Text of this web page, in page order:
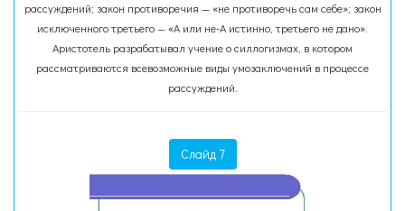
рассуждений; закон противоречия — «не противоречь сам себе»; закон
исключенного третьего — «А или не-А истинно, третьего не дано».
Аристотель разрабатывал учение о силлогизмах, в котором
рассматриваются всевозможные виды умозаключений в процессе
рассуждений.
Слайд 7